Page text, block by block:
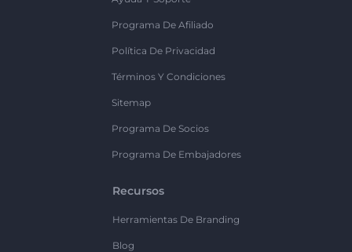
Programa De Afiliado
Política De Privacidad
Términos Y Condiciones
Sitemap
Programa De Socios
Programa De Embajadores
Recursos
Herramientas De Branding
Blog